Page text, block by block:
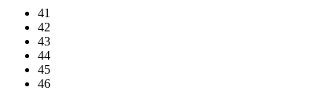
41
42
43
44
45
46